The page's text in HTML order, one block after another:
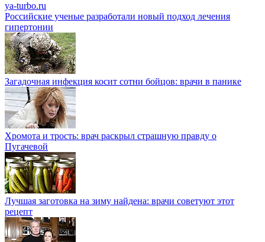
ya-turbo.ru
Российские ученые разработали новый подход лечения
гипертонии
Загадочная инфекция косит сотни бойцов: врачи в панике
Хромота и трость: врач раскрыл страшную правду о
Пугачевой
Лучшая заготовка на зиму найдена: врачи советуют этот
рецепт